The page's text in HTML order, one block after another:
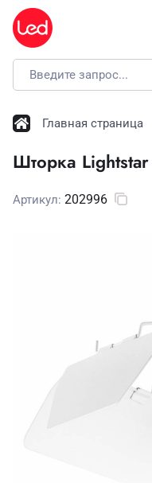
Главная страница
Шторка
Артикул: 202996